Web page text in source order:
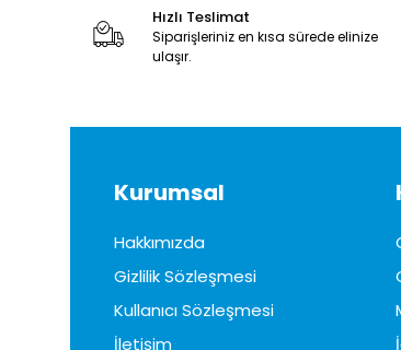
Hızlı Teslimat
Siparişleriniz en kısa sürede elinize
ulaşır.
Kurumsal
Hakkımızda
Gizlilik Sözleşmesi
Kullanıcı Sözleşmesi
İletişim